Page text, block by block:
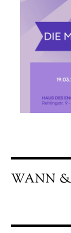
WANN